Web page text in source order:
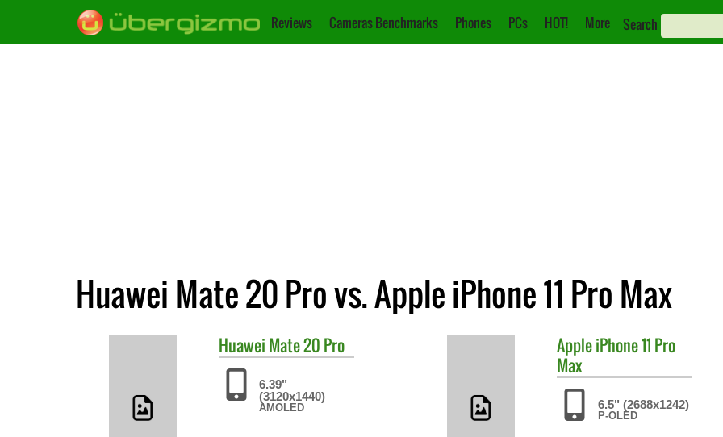
Reviews Cameras Benchmarks Phones PCs HOT! More Search
Huawei Mate 20 Pro vs. Apple iPhone 11 Pro Max
Huawei Mate 20 Pro
6.39"
(3120x1440)
AMOLED
AppleiPhone 11 Pro
Max
6.5" (2688x1242)
P-OLED